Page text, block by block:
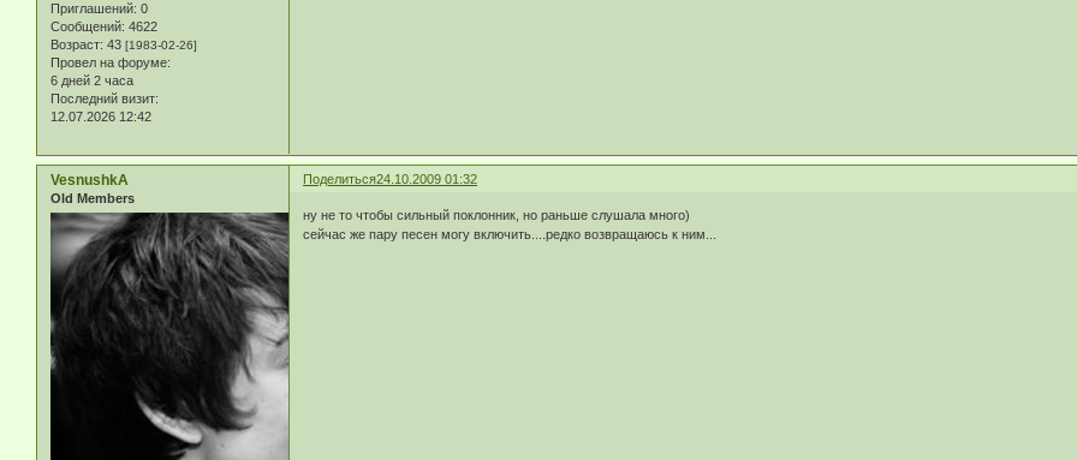
Приглашений: 0
Сообщений: 4622
Возраст: 43 [1983-02-26]
Провел на форуме:
6 дней 2 часа
Последний визит:
12.07.2026 12:42
Поделиться24.10.2009 01:32
VesnushkA
Old Members
ну не то чтобы сильный поклонник, но раньше слушала много)
сейчас же пару песен могу включить....редко возвращаюсь к ним...